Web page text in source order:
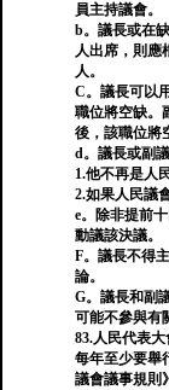
員主持議會。
b。議長或在
人出席，則應
人。
C。議長可以
職位將空缺。
後，該職位將
d。議長或副
1.他不再是人
2.如果人民議
e。除非提前
動議該決議。
F。議長不得
論。
G。議長和副
可能不參與有
83.人民代表大
每年至少要舉
議會議事規則